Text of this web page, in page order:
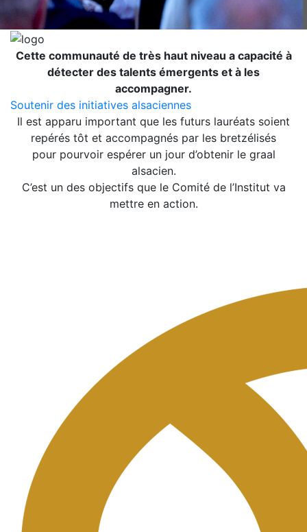
Cette communauté de très haut niveau a capacité à
détecter des talents émergents et à les
accompagner.
Soutenir des initiatives alsaciennes
Il est apparu important que les futurs lauréats soient
repérés tôt et accompagnés par les bretzélisés
pour pourvoir espérer un jour d’obtenir le graal
alsacien.
C’est un des objectifs que le Comité de l’Institut va
mettre en action.